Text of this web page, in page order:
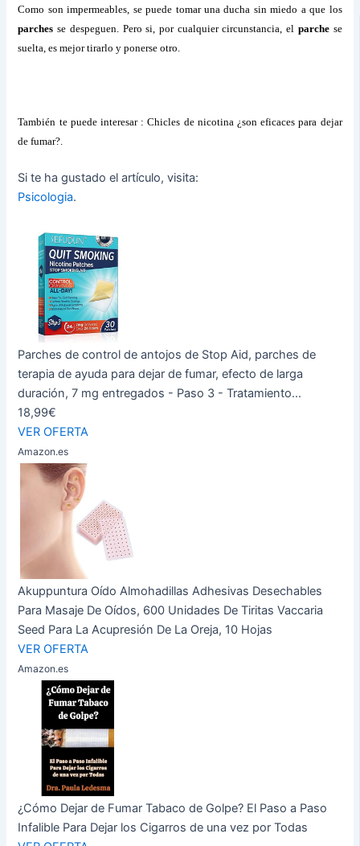
Como son impermeables, se puede tomar una ducha sin miedo a que los
parchesse despeguen. Pero si, por cualquier circunstancia, el parchese
suelta, es mejor tirarlo y ponerse otro.
También te puede interesar : Chicles de nicotina ¿son eficaces para dejar
de fumar?.
Si te ha gustado el artículo, visita:
Psicologia.
Parches de control de antojos de Stop Aid, parches de
terapia de ayuda para dejar de fumar, efecto de larga
duración, 7 mg entregados - Paso 3 - Tratamiento...
18,99€
VER OFERTA
Amazon.es
Akuppuntura Oído Almohadillas Adhesivas Desechables
Para Masaje De Oídos, 600 Unidades De Tiritas Vaccaria
Seed Para La Acupresión De La Oreja, 10 Hojas
VER OFERTA
Amazon.es
¿Cómo Dejar de Fumar Tabaco de Golpe? El Paso a Paso
Infalible Para Dejar los Cigarros de una vez por Todas